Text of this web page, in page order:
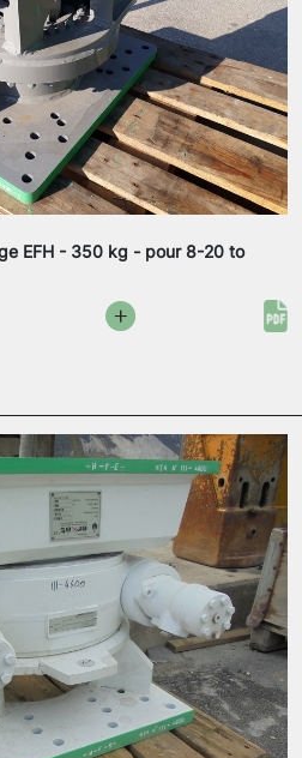
EFH - 350 kg - pour 8-20 to